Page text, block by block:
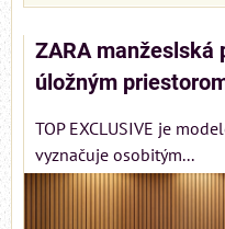
ZARA manžeslská
úložným
TOP EXCLUSIVE je
vyznačuje osobitým...